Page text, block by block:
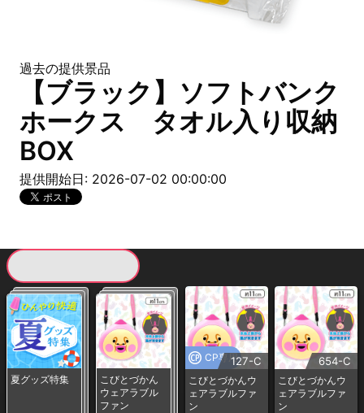
過去の提供景品
【ブラック】ソフトバンク
ホークス タオル入り収納
BOX
提供開始日: 2026-07-02 00:00:00
夏グッズ特集
こびとづかん
ウェアラブル
ファン
CP専用127-C
こびとづかんウ
ェアラブルファ
ン
654-C
こびとづかんウ
ェアラブルファ
ン